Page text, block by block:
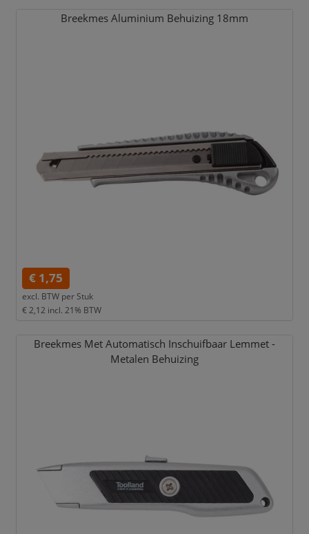
Breekmes Aluminium Behuizing 18mm
€ 1,75
excl. BTW per Stuk
€ 2,12 incl. 21% BTW
Breekmes Met Automatisch Inschuifbaar Lemmet -
Metalen Behuizing